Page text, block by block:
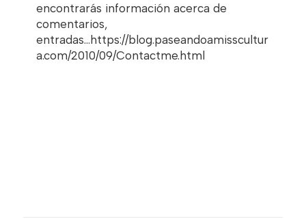
encontrarás información acerca de
comentarios,
entradas...https://blog.paseandoamisscultur
a.com/2010/09/Contactme.html